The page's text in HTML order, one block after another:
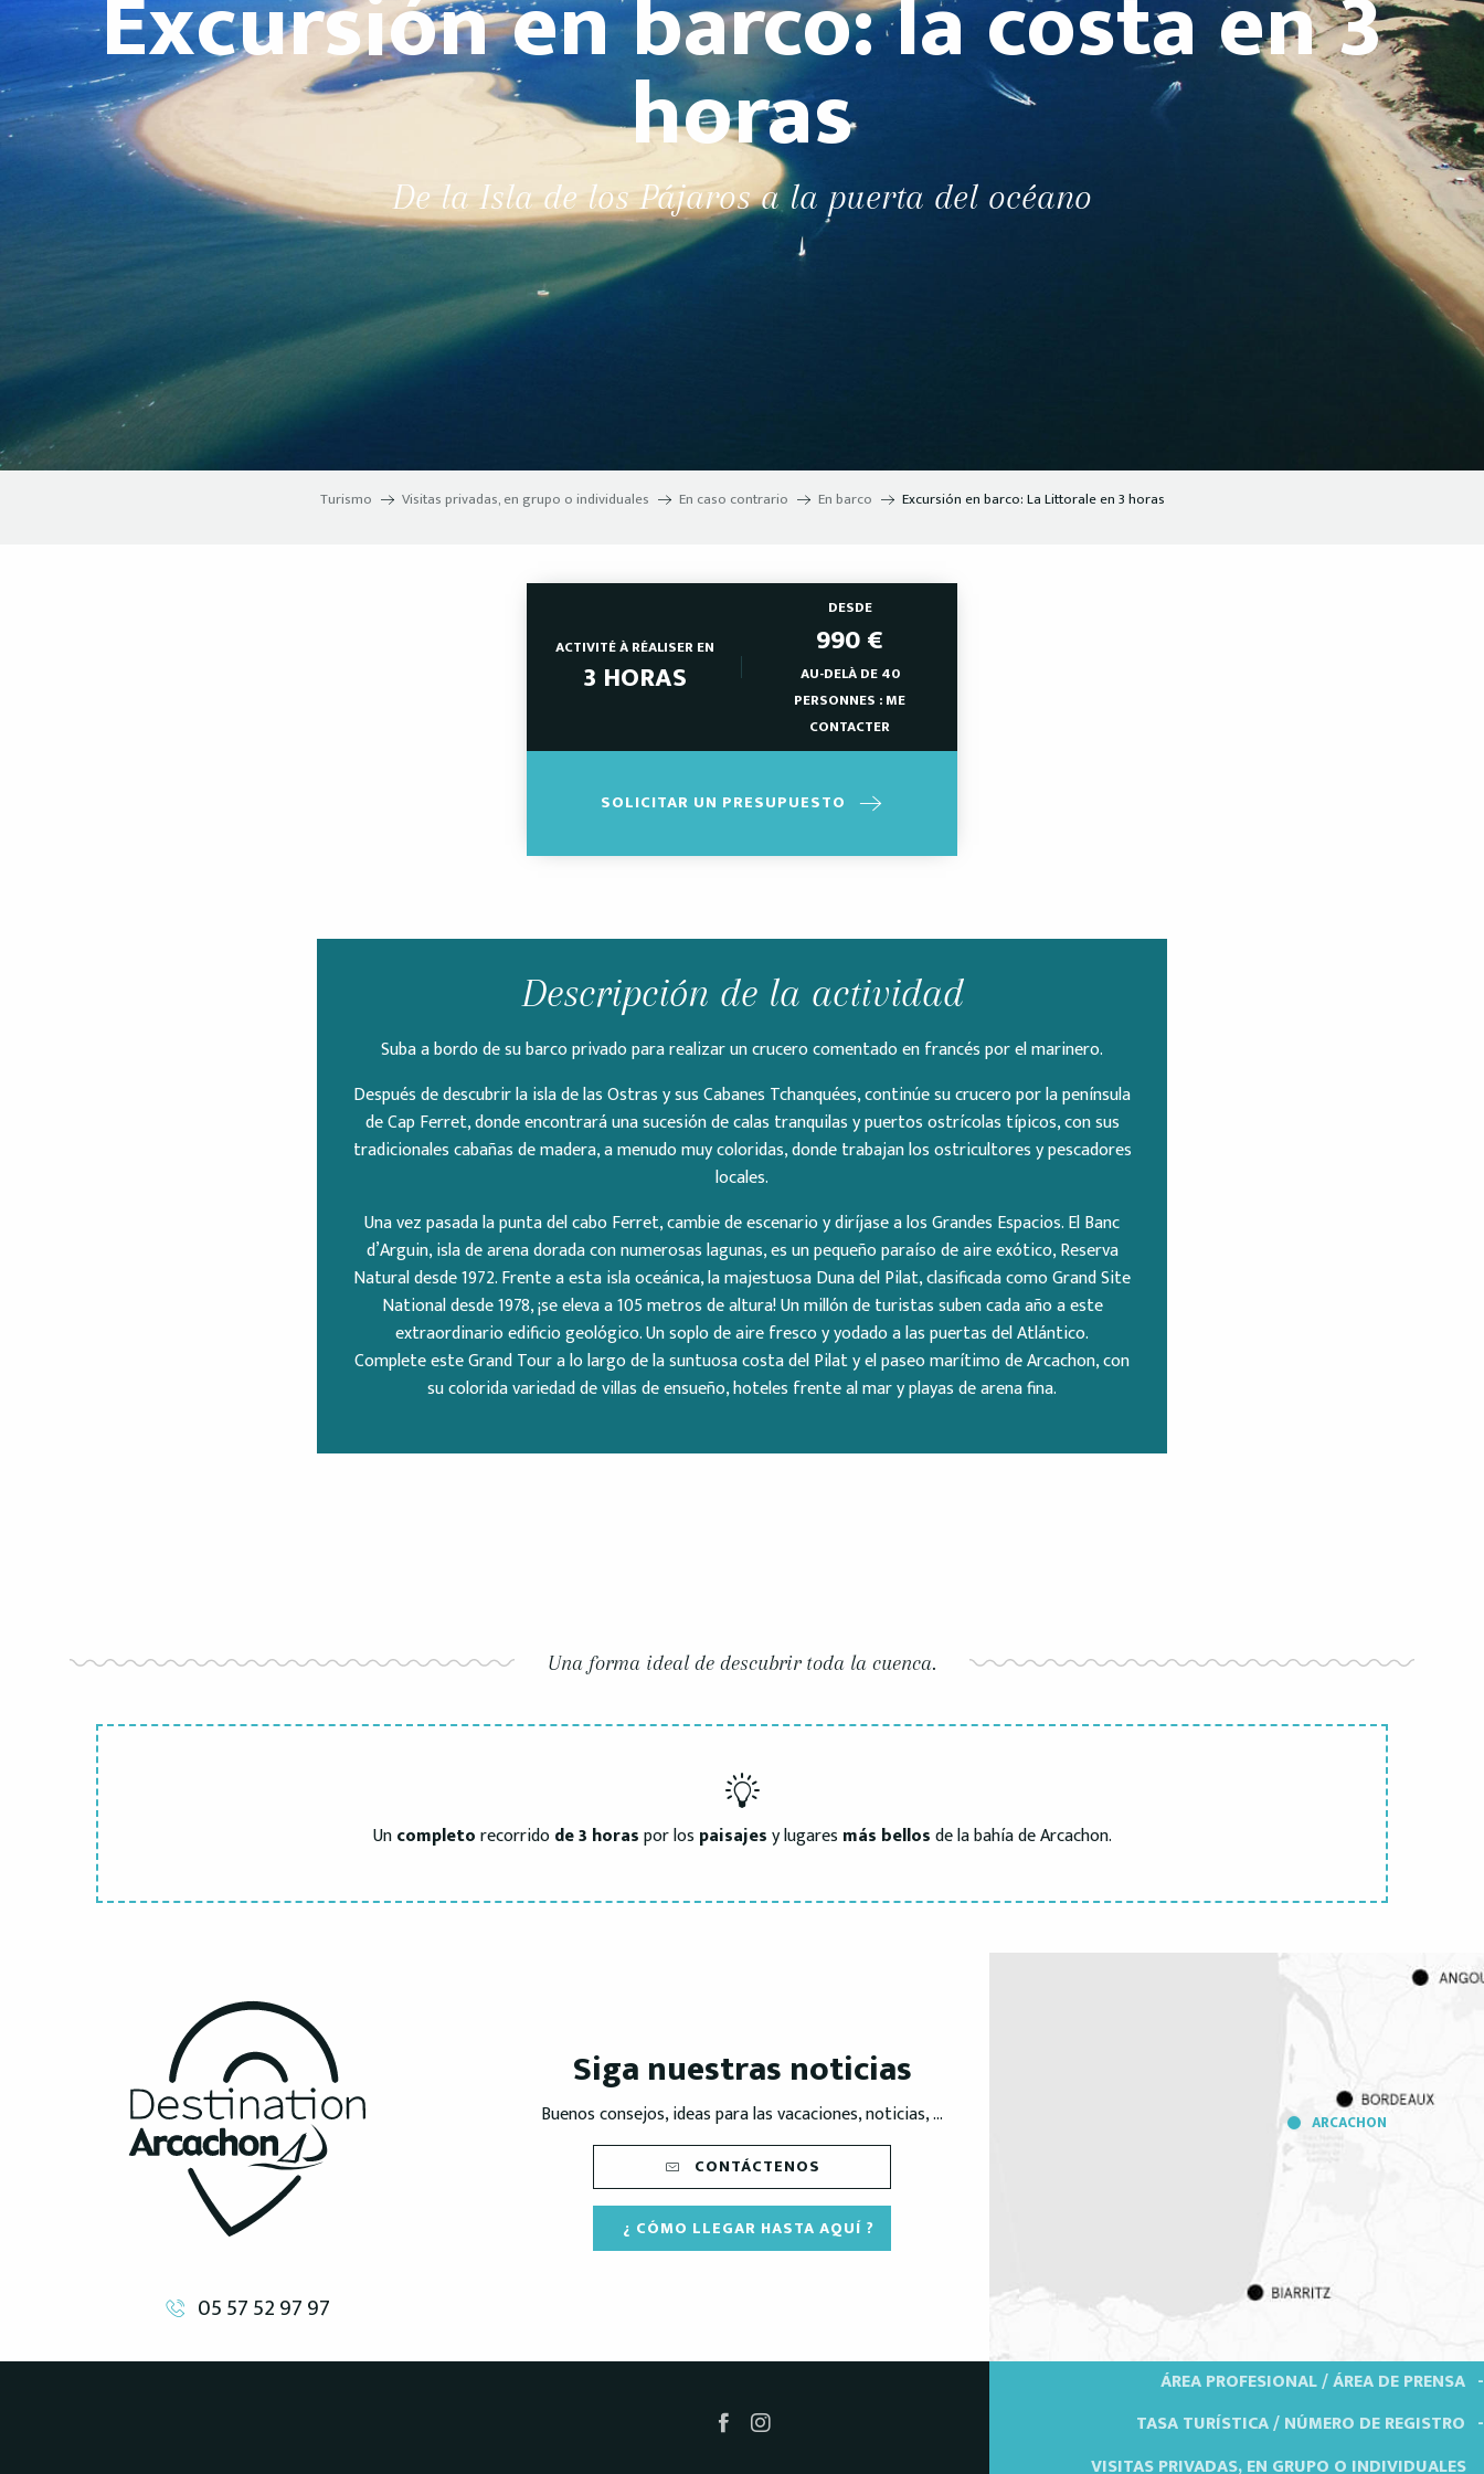
horas
De la Isla de los Pájaros a la puerta del océano
Turismo Visitas privadas, en grupo o individuales En caso contrario En barco Excursión en barco: La Littorale en 3 horas
ACTIVITÉ À RÉALISER EN
3 HORAS
DESDE
990€
AU-DELÀ DE 40
PERSONNES : ME
CONTACTER
SOLICITAR UN PRESUPUESTO
Descripción de la actividad
Suba a bordo de su barco privado para realizar un crucero comentado en francés por el marinero.
Después de descubrir la isla de las Ostras y sus Cabanes Tchanquées, continúe su crucero por la península
de Cap Ferret, donde encontrará una sucesión de calas tranquilas y puertos ostrícolas típicos, con sus
tradicionales cabañas de madera, a menudo muy coloridas, donde trabajan los ostricultores y pescadores
locales.
Una vez pasada la punta del cabo Ferret, cambie de escenario y diríjase a los Grandes Espacios. El Banc
d’Arguin, isla de arena dorada con numerosas lagunas, es un pequeño paraíso de aire exótico, Reserva
Natural desde 1972. Frente a esta isla oceánica, la majestuosa Duna del Pilat, clasificada como Grand Site
National desde 1978, ¡se eleva a 105 metros de altura! Un millón de turistas suben cada año a este
extraordinario edificio geológico. Un soplo de aire fresco y yodado a las puertas del Atlántico.
Complete este Grand Tour a lo largo de la suntuosa costa del Pilat y el paseo marítimo de Arcachon, con
su colorida variedad de villas de ensueño, hoteles frente al mar y playas de arena fina.
Una forma ideal de descubrir toda la cuenca.
Uncompletorecorridode 3 horaspor los paisajesy lugares más bellosde la bahía de Arcachon.
05 57 52 97 97
Siga nuestras noticias
Buenos consejos, ideas para las vacaciones, noticias, ...
CONTÁCTENOS
¿ CÓMO LLEGAR HASTA AQUÍ ?
ARCACHON
ÁREA PROFESIONAL / ÁREA DE PRENSA
TASA TURÍSTICA / NÚMERO DE REGISTRO
VISITAS PRIVADAS, EN GRUPO O INDIVIDUALES